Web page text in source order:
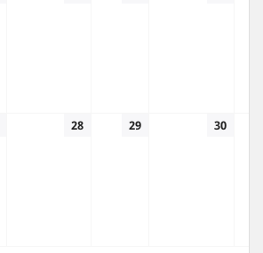
28 29 30